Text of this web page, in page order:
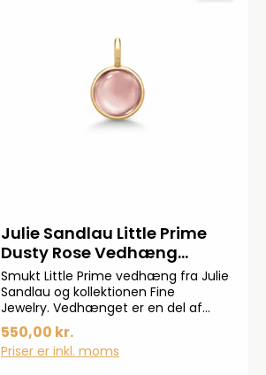
Julie Sandlau Little Prime
Dusty Rose Vedhæng
Forgyldt PD374GDDSROCR
Smukt Little Prime vedhæng fra Julie
Sandlau og kollektionen Fine
Jewelry. Vedhænget er en del af
Prime-kollektionen og ses i 22 karat
forgyldt 925 sterlingsølv og ses med
fortryllende flot krystal. Måler 12,5x7
550,00 kr.
Priser er inkl. moms